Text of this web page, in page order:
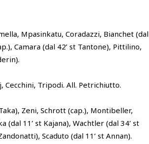
Mpasinkatu, Coradazzi, Bianchet (dal
Camara (dal 42’ st Tantone), Pittilino,
Cecchini, Tripodi. All. Petrichiutto.
Zeni, Schrott (cap.), Montibeller,
(dal 11’ st Kajana), Wachtler (dal 34’ st
Scaduto (dal 11’ st Annan).